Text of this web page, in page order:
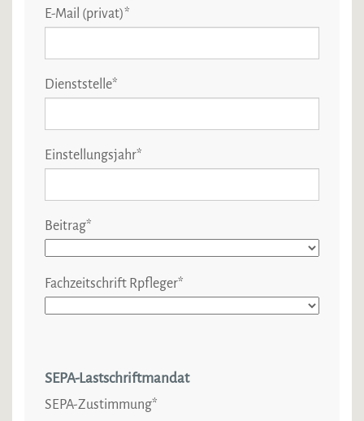
E-Mail (privat)*
Dienststelle*
Einstellungsjahr*
Beitrag*
Fachzeitschrift Rpfleger*
SEPA-Lastschriftmandat
SEPA-Zustimmung*